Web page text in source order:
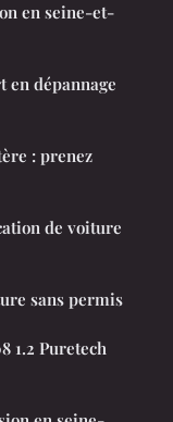
en seine-et-
dépannage
: prenez
de voiture
sans permis
1.2 Puretech